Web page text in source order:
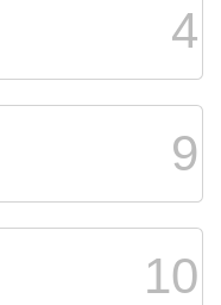
4
9
10